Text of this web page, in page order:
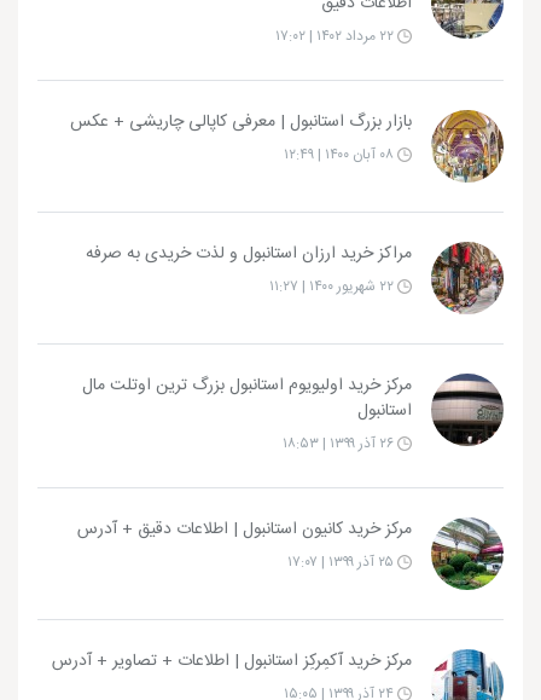
بازار بزرگ استانبول | معرفی کاپالی چاریشی + عکس
مراکز خرید ارزان استانبول و لذت خریدی به صرفه
مرکز خرید اولیویوم استانبول بزرگ ترین اوتلت مال
استانبول
مرکز خرید کانیون استانبول | اطلاعات دقیق + آدرس
مرکز خرید آکمِرکِز استانبول | اطلاعات + تصاویر + آدرس